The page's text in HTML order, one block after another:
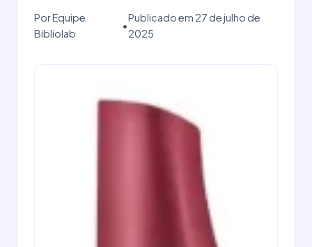
Por Equipe
Bibliolab
•
Publicado em 27 de julho de
2025